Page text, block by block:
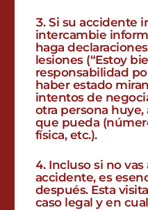
Si su accidente
intercambie
haga
lesiones (“Estoy
responsabilidad
haber estado
intentos de
otra persona
que pueda
física, etc.).
Incluso si no
accidente, es
después. Esta
caso legal y en